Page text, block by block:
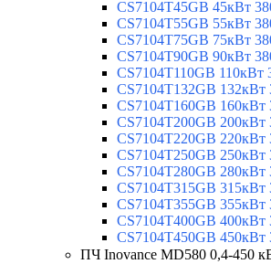
CS7104T45GB 45кВт
CS7104T55GB 55кВт
CS7104T75GB 75кВт
CS7104T90GB 90кВт
CS7104T110GB 110кВт
CS7104T132GB 132кВт
CS7104T160GB 160кВт
CS7104T200GB 200кВт
CS7104T220GB 220кВт
CS7104T250GB 250кВт
CS7104T280GB 280кВт
CS7104T315GB 315кВт
CS7104T355GB 355кВт
CS7104T400GB 400кВт
CS7104T450GB 450кВт
ПЧ Inovance MD580 0,4-450